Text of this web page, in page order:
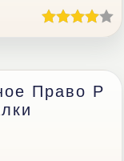
Право Р